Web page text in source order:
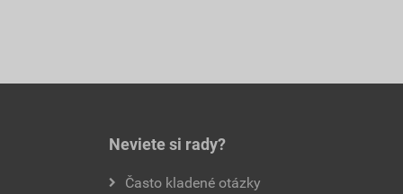
Neviete si rady?
Často kladené otázky